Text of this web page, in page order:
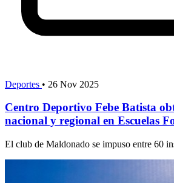
Deportes • 26 Nov 2025
Centro Deportivo Febe Batista
nacional y regional en Escuelas
El club de Maldonado se impuso entre 60